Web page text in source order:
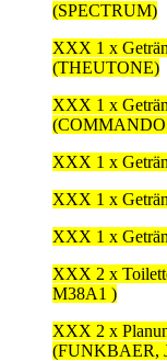
(SPECTRUM)
XXX 1 x
(THEUTONE)
XXX 1 x
XXX 1 x
XXX 1 x
XXX 1 x
XXX 2 x
M38A1 )
XXX 2 x
(FUNKBAER,